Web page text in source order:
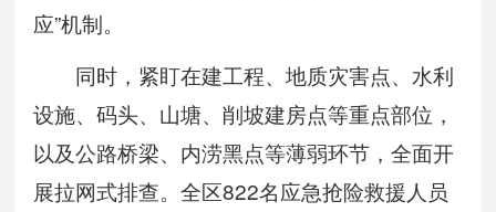
应”机制。
同时，紧盯在建工程、地质灾害点、水利
设施、码头、山塘、削坡建房点等重点部位，
以及公路桥梁、内涝黑点等薄弱环节，全面开
展拉网式排查。全区822名应急抢险救援人员